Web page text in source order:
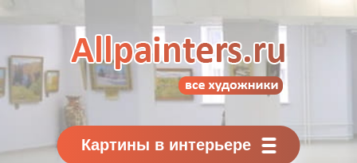
Картины классиков
и современников
Картины в интерьере